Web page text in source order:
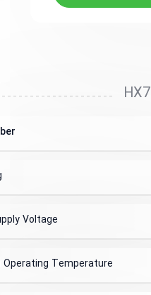
Voltage
Operating Temperature